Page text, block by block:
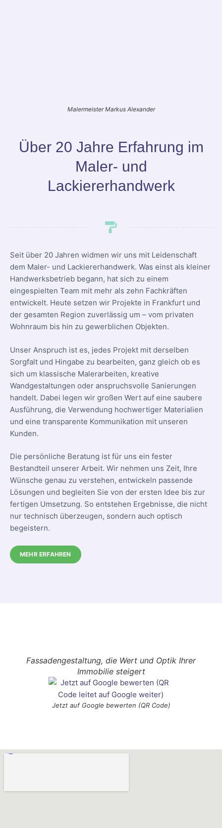
Malermeister Markus Alexander
Über 20 Jahre Erfahrung im
Maler- und
Lackiererhandwerk
Seit über 20 Jahren widmen wir uns mit Leidenschaft
dem Maler- und Lackiererhandwerk. Was einst als kleiner
Handwerksbetrieb begann, hat sich zu einem
eingespielten Team mit mehr als zehn Fachkräften
entwickelt. Heute setzen wir Projekte in Frankfurt und
der gesamten Region zuverlässig um – vom privaten
Wohnraum bis hin zu gewerblichen Objekten.
Unser Anspruch ist es, jedes Projekt mit derselben
Sorgfalt und Hingabe zu bearbeiten, ganz gleich ob es
sich um klassische Malerarbeiten, kreative
Wandgestaltungen oder anspruchsvolle Sanierungen
handelt. Dabei legen wir großen Wert auf eine saubere
Ausführung, die Verwendung hochwertiger Materialien
und eine transparente Kommunikation mit unseren
Kunden.
Die persönliche Beratung ist für uns ein fester
Bestandteil unserer Arbeit. Wir nehmen uns Zeit, Ihre
Wünsche genau zu verstehen, entwickeln passende
Lösungen und begleiten Sie von der ersten Idee bis zur
fertigen Umsetzung. So entstehen Ergebnisse, die nicht
nur technisch überzeugen, sondern auch optisch
begeistern.
MEHR ERFAHREN
Jetzt auf Google bewerten (QR Code)
Fassadengestaltung, die Wert und Optik Ihrer
Immobilie steigert